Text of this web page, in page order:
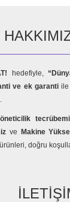
hedefiyle,
ve ek garanti ile
ve Makine
doğru